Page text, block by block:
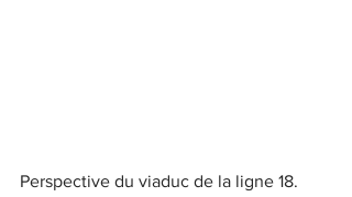
Perspective du viaduc de la ligne 18.